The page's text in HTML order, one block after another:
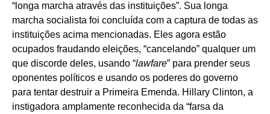
“longa marcha através das instituições”. Sua longa
marcha socialista foi concluída com a captura de todas as
instituições acima mencionadas. Eles agora estão
ocupados fraudando eleições, “cancelando” qualquer um
que discorde deles, usando “lawfare” para prender seus
oponentes políticos e usando os poderes do governo
para tentar destruir a Primeira Emenda. Hillary Clinton, a
instigadora amplamente reconhecida da “farsa da